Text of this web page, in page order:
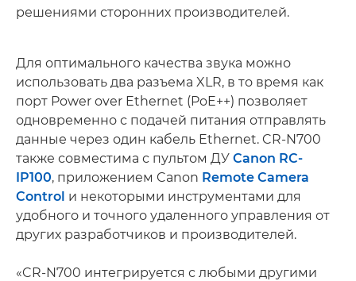
решениями сторонних производителей.
Для оптимального качества звука можно
использовать два разъема XLR, в то время как
порт Power over Ethernet (PoE++) позволяет
одновременно с подачей питания отправлять
данные через один кабель Ethernet. CR-N700
также совместима с пультом ДУ Canon RC-
IP100, приложением Canon Remote Camera
Control и некоторыми инструментами для
удобного и точного удаленного управления от
других разработчиков и производителей.
«CR-N700 интегрируется с любыми другими